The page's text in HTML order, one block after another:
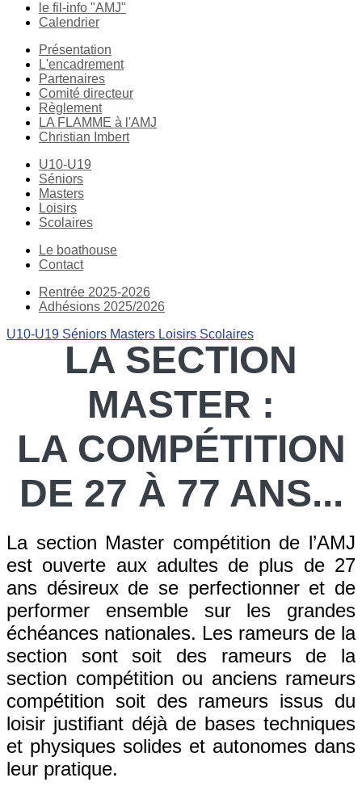
le fil-info "AMJ"
Calendrier
Présentation
L'encadrement
Partenaires
Comité directeur
Règlement
LA FLAMME à l'AMJ
Christian Imbert
U10-U19
Séniors
Masters
Loisirs
Scolaires
Le boathouse
Contact
Rentrée 2025-2026
Adhésions 2025/2026
U10-U19 Séniors Masters Loisirs Scolaires
LA SECTION
MASTER :
LA COMPÉTITION
DE 27 À 77 ANS...
La section Master compétition de l’AMJ
est ouverte aux adultes de plus de 27
ans désireux de se perfectionner et de
performer ensemble sur les grandes
échéances nationales. Les rameurs de la
section sont soit des rameurs de la
section compétition ou anciens rameurs
compétition soit des rameurs issus du
loisir justifiant déjà de bases techniques
et physiques solides et autonomes dans
leur pratique.